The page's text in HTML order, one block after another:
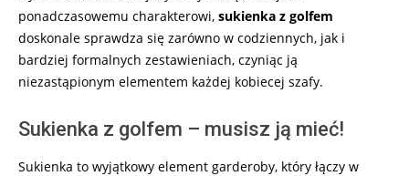
ponadczasowemu charakterowi, sukienka z golfem
doskonale sprawdza się zarówno w codziennych, jak i
bardziej formalnych zestawieniach, czyniąc ją
niezastąpionym elementem każdej kobiecej szafy.
Sukienka z golfem – musisz ją mieć!
Sukienka to wyjątkowy element garderoby, który łączy w